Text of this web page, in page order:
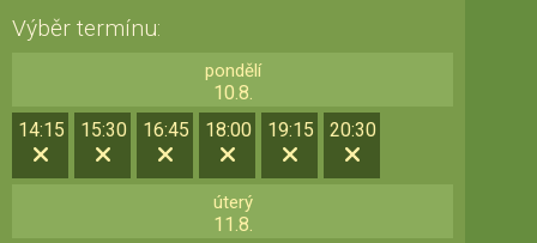
Výběr termínu:
pondělí
10.8.
14:15
15:30 16:45 18:00 19:15 20:30
úterý
11.8.